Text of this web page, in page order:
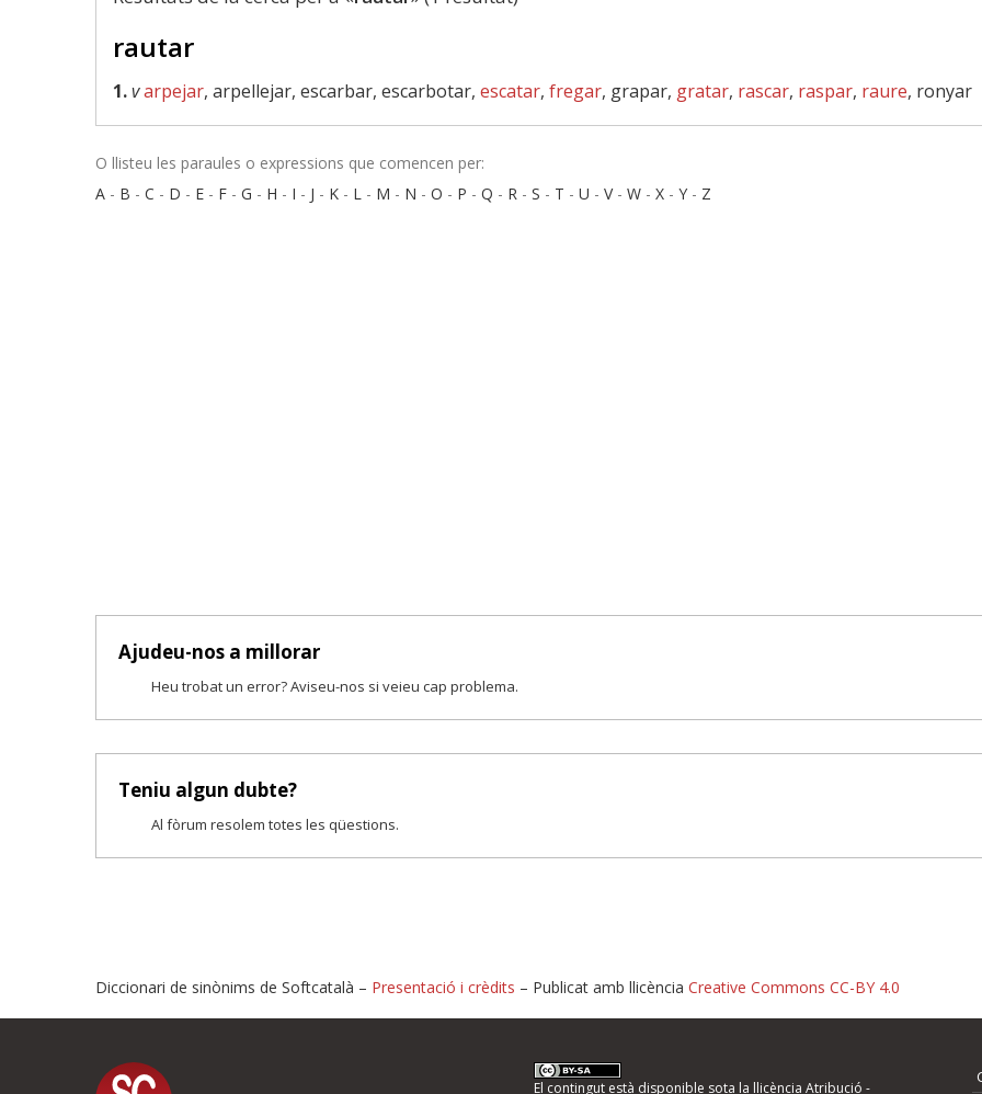
rautar
1.varpejar, arpellejar, escarbar, escarbotar, escatar, fregar, grapar, gratar, rascar, raspar, raure, ronyar
O llisteu les paraules o expressions que comencen per:
A - B - C - D - E - F - G - H - I - J - K - L - M - N - O - P - Q - R - S - T - U - V- W - X - Y - Z
Ajudeu-nos a millorar
Heu trobat un error? Aviseu-nos si veieu cap problema.
Teniu algun dubte?
Al fòrum resolem totes les qüestions.
Proposeu-nos millores o informeu d'errors
Diccionari de sinònims de Softcatalà – Presentació i crèdits – Publicat amb llicència Creative Commons CC-BY 4.0
El contingut està disponible sota la llicència Atribució -